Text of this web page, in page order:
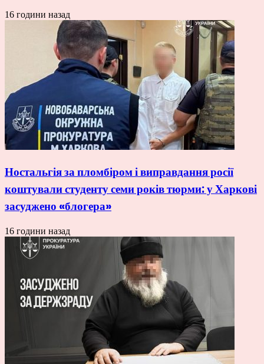
16 години назад
Ностальгія за пломбіром і виправдання росії
коштували студенту семи років тюрми: у Харкові
засуджено «блогера»
16 години назад